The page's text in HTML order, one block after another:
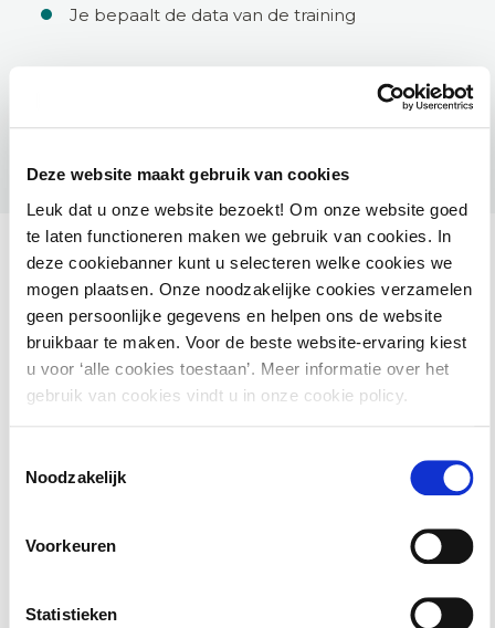
Deze website maakt gebruik van cookies
Leuk dat u onze website bezoekt! Om onze website goed
te laten functioneren maken we gebruik van cookies. In
deze cookiebanner kunt u selecteren welke cookies we
mogen plaatsen. Onze noodzakelijke cookies verzamelen
geen persoonlijke gegevens en helpen ons de website
bruikbaar te maken. Voor de beste website-ervaring kiest
u voor ‘alle cookies toestaan’. Meer informatie over het
gebruik van cookies vindt u in onze cookie policy.
Noodzakelijk
Voorkeuren
Statistieken
Je bepaalt de data van de training
Ook interessant voor jou
HAMIL voor gemeenten – Handhaving Milieu
Basiscursus Omgevingswet: inhoud en